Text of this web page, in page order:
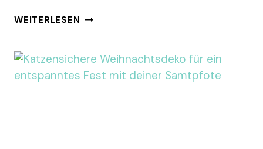
WEITERLESEN 15
FÜR
EINE
VERSTECKTE